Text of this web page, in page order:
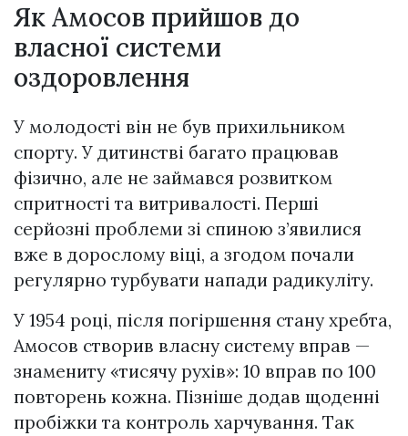
Як Амосов прийшов до
власної системи
оздоровлення
У молодості він не був прихильником
спорту. У дитинстві багато працював
фізично, але не займався розвитком
спритності та витривалості. Перші
серйозні проблеми зі спиною з’явилися
вже в дорослому віці, а згодом почали
регулярно турбувати напади радикуліту.
У 1954 році, після погіршення стану хребта,
Амосов створив власну систему вправ —
знамениту «тисячу рухів»: 10 вправ по 100
повторень кожна. Пізніше додав щоденні
пробіжки та контроль харчування. Так